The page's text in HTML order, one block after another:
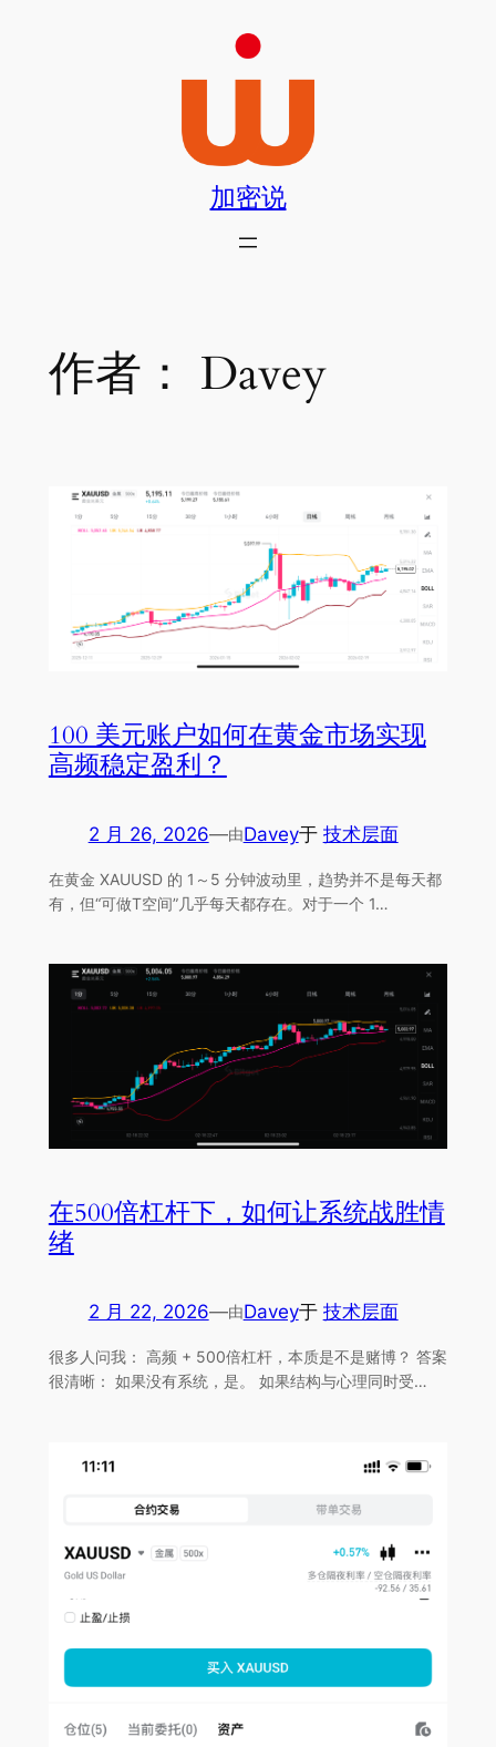
加密说
作者： Davey
100 美元账户如何在黄金市场实现
高频稳定盈利？
2 月 26, 2026—由Davey于 技术层面
在黄金 XAUUSD 的 1～5 分钟波动里，趋势并不是每天都
有，但“可做T空间”几乎每天都存在。对于一个 1…
在500倍杠杆下，如何让系统战胜情
绪
2 月 22, 2026—由Davey于 技术层面
很多人问我： 高频 + 500倍杠杆，本质是不是赌博？ 答案
很清晰： 如果没有系统，是。 如果结构与心理同时受…